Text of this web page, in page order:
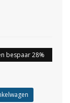
bespaar 28%